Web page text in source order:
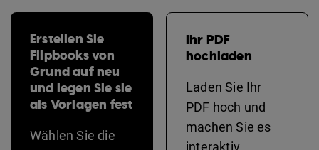
Erstellen Sie
Flipbooks von
Grund auf neu
und legen Sie sie
als Vorlagen fest
Wählen Sie die
Ihr PDF
hochladen
Laden Sie Ihr
PDF hoch und
machen Sie es
interaktiv